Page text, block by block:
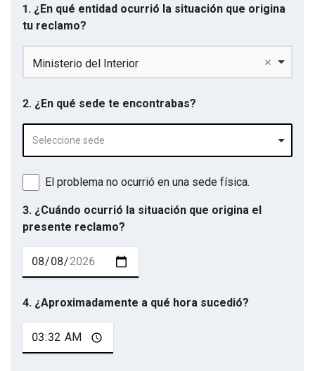
1. ¿En qué entidad ocurrió la situación que origina
tu reclamo?
Ministerio del Interior
2. ¿En qué sede te encontrabas?
Seleccione sede
El problema no ocurrió en una sede física.
3. ¿Cuándo ocurrió la situación que origina el
presente reclamo?
4. ¿Aproximadamente a qué hora sucedió?